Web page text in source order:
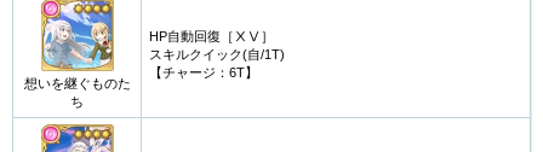
想いを継ぐものた
ち
HP自動回復［ⅩⅤ］
スキルクイック(自/1T)
【チャージ：6T】